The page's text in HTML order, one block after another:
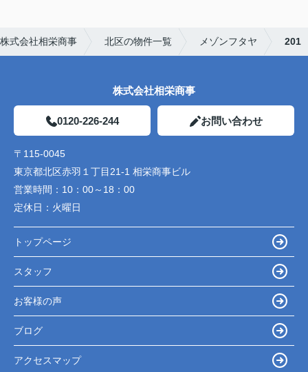
式会社相栄商事 北区の物件一覧 メゾンフタヤ 201
株式会社相栄商事
0120-226-244 お問い合わせ
〒115-0045
東京都北区赤羽１丁目21-1 相栄商事ビル
営業時間： 10：00～18：00
定休日： 火曜日
トップページ
スタッフ
お客様の声
ブログ
アクセスマップ